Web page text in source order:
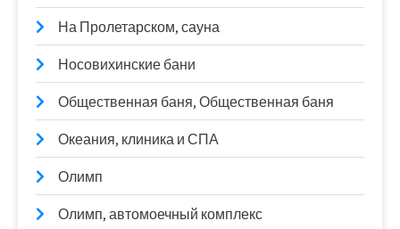
На Пролетарском, сауна
Носовихинские бани
Общественная баня, Общественная баня
Океания, клиника и СПА
Олимп
Олимп, автомоечный комплекс